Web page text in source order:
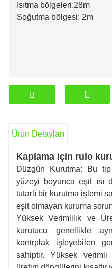
Isıtma bölgeleri:28m
Soğutma bölgesi: 2m
Ürün Detayları
Kaplama için rulo
Düzgün Kurutma: Bu
yüzeyi boyunca eşit ısı
tutarlı bir kurutma işlemi
eşit olmayan kuruma
Yüksek Verimlilik ve
kurutucu genellikle
kontrplak işleyebilen
sahiptir. Yüksek verimli